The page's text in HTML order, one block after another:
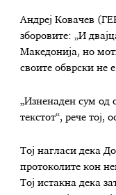
Андреј Ковачев
зборовите: „И
Македонија, но
своите обврски не
„Изненаден сум од
текстот“, рече тој,
Тој нагласи дека
протоколите кон
Тој истакна дека